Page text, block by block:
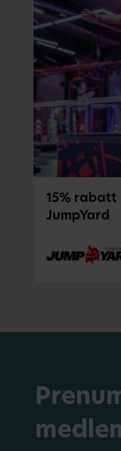
15% rabatt
JumpYard